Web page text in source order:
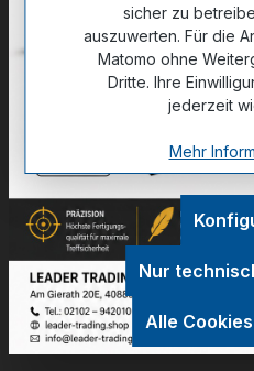
Zum Merkzettel hinzufügen
Technische Daten
GPSR Information
Bewertungen
sicher zu
auszuwerten. Für die
Matomo ohne
Dritte. Ihre
jederzeit
Mehr
Nur
Alle